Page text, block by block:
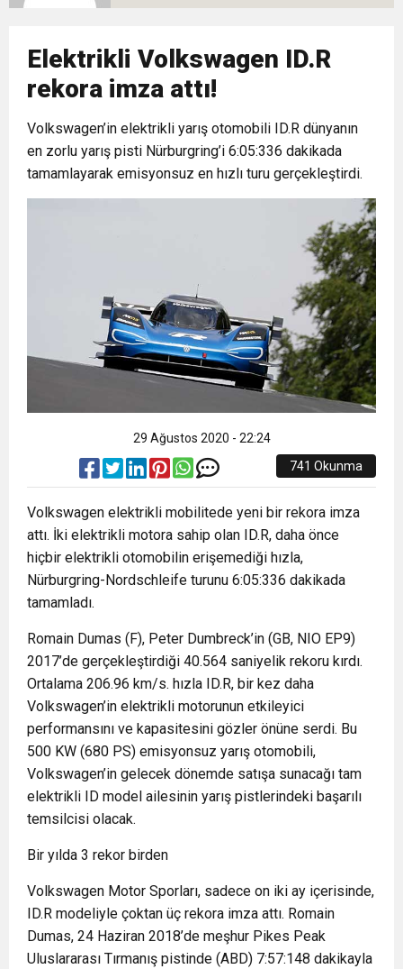
16:44 Nevşin Mengü, Kemal Kılıçdaroğlu’nun adaylık
çıkışını yorumladı
19:12 Endonezya’da futbol maçında izdiham: 125
ölü
Elektrikli Volkswagen ID.R
rekora imza attı!
Volkswagen’in elektrikli yarış otomobili ID.R dünyanın
en zorlu yarış pisti Nürburgring’i 6:05:336 dakikada
tamamlayarak emisyonsuz en hızlı turu gerçekleştirdi.
29 Ağustos 2020 - 22:24
741 Okunma
Volkswagen elektrikli mobilitede yeni bir rekora imza
attı. İki elektrikli motora sahip olan ID.R, daha önce
hiçbir elektrikli otomobilin erişemediği hızla,
Nürburgring-Nordschleife turunu 6:05:336 dakikada
tamamladı.
Romain Dumas (F), Peter Dumbreck’in (GB, NIO EP9)
2017’de gerçekleştirdiği 40.564 saniyelik rekoru kırdı.
Ortalama 206.96 km/s. hızla ID.R, bir kez daha
Volkswagen’in elektrikli motorunun etkileyici
performansını ve kapasitesini gözler önüne serdi. Bu
500 KW (680 PS) emisyonsuz yarış otomobili,
Volkswagen’in gelecek dönemde satışa sunacağı tam
elektrikli ID model ailesinin yarış pistlerindeki başarılı
temsilcisi olacak.
Bir yılda 3 rekor birden
Volkswagen Motor Sporları, sadece on iki ay içerisinde,
ID.R modeliyle çoktan üç rekora imza attı. Romain
Dumas, 24 Haziran 2018’de meşhur Pikes Peak
Uluslararası Tırmanış pistinde (ABD) 7:57:148 dakikayla